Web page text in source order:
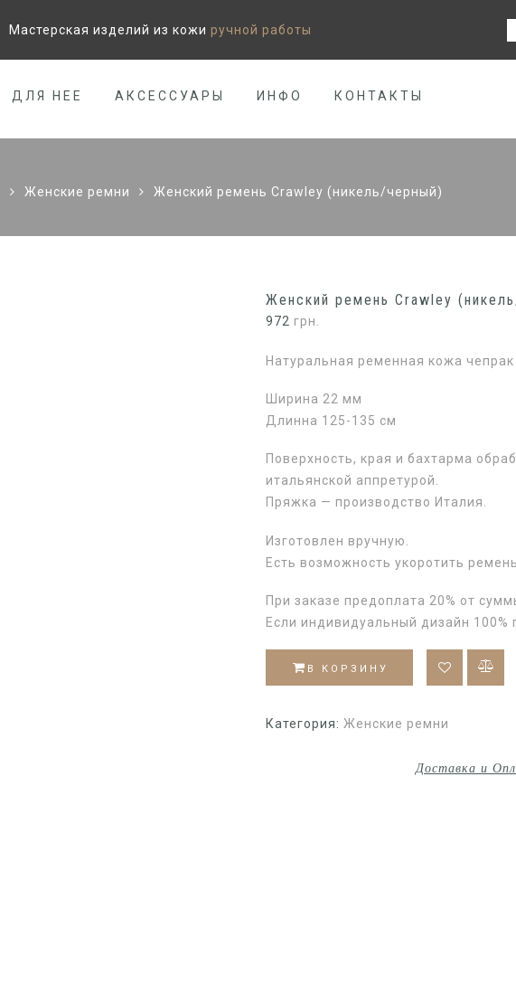
Мастерская изделий из кожиручной работы
ДЛЯ НЕЕ АКСЕССУАРЫ ИНФО КОНТАКТЫ
Женские ремни Женский ремень Crawley (никель/черный)
Женский ремень Crawley
972 грн.
Натуральная ременная кожа
Ширина 22 мм
Длинна 125-135 см
Поверхность, края и бахтарма
итальянской аппретурой.
Пряжка — производство Италия.
Изготовлен вручную.
Есть возможность укоротить
При заказе предоплата 20% от
Если индивидуальный дизайн 100%
В КОРЗИНУ
Категория:Женские ремни
Доставка и